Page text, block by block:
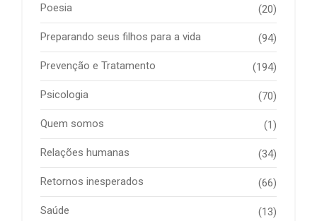
Poesia (20)
Preparando seus filhos para a vida (94)
Prevenção e Tratamento (194)
Psicologia (70)
Quem somos (1)
Relações humanas (34)
Retornos inesperados (66)
Saúde (13)